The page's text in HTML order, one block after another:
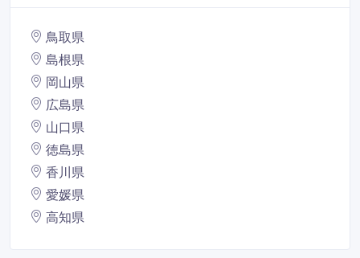
鳥取県
島根県
岡山県
広島県
山口県
徳島県
香川県
愛媛県
高知県